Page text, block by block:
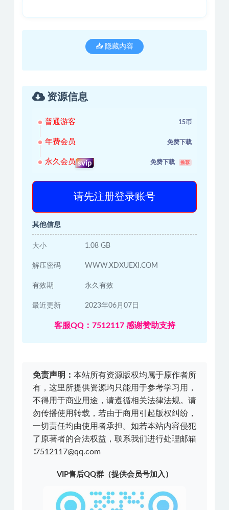
📥 隐藏内容
资源信息
普通游客 15币
年费会员 免费下载
永久会员 svip 免费下载 推荐
请先注册登录账号
其他信息
大小 1.08 GB
解压密码 WWW.XDXUEXI.COM
有效期 永久有效
最近更新 2023年06月07日
客服QQ：7512117 感谢赞助支持
免责声明： 本站所有资源版权均属于原作者所
有，这里所提供资源均只能用于参考学习用，
不得用于商业用途，请遵循相关法律法规。请
勿传播使用转载，若由于商用引起版权纠纷，
一切责任均由使用者承担。如若本站内容侵犯
了原著者的合法权益，联系我们进行处理邮箱
∶7512117@qq.com
VIP售后QQ群（提供会员号加入）